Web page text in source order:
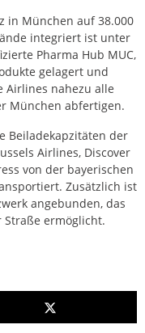
in München auf 38.000
integriert ist unter
Pharma Hub MUC,
gelagert und
Airlines nahezu alle
München abfertigen.
Beiladekapzitäten der
Airlines, Discover
von der bayerischen
Zusätzlich ist
angebunden, das
ermöglicht.